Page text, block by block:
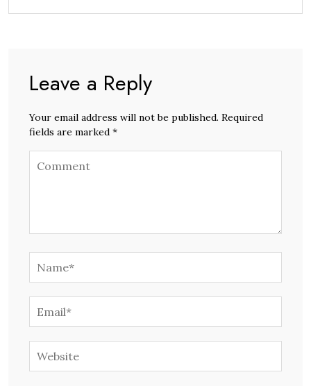
Leave a Reply
Your email address will not be published. Required
fields are marked *